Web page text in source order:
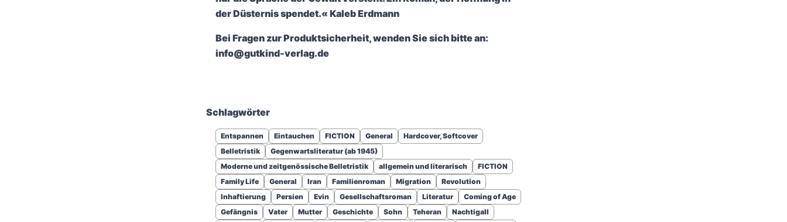
der Düsternis spendet.« Kaleb Erdmann
Bei Fragen zur Produktsicherheit, wenden Sie sich bitte an:
info@gutkind-verlag.de
Schlagwörter
Entspannen Eintauchen FICTION General
Hardcover, Softcover
Belletristik
Gegenwartsliteratur (ab 1945)
Moderne und zeitgenössische Belletristik
allgemein und literarisch
FICTION
Family Life
General Iran Familienroman Migration
Revolution
Inhaftierung
Persien Evin Gesellschaftsroman Literatur
Coming of Age
Gefängnis
Vater Mutter Geschichte Sohn Teheran
Nachtigall